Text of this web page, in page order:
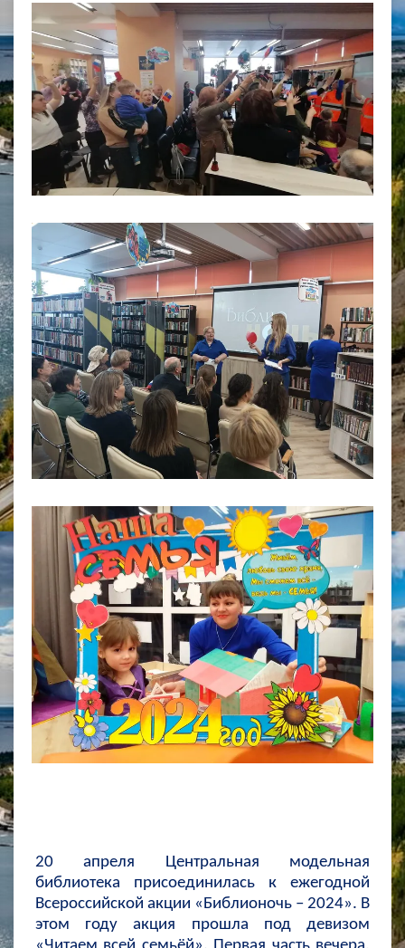
20 апреля Центральная модельная
библиотека присоединилась к ежегодной
Всероссийской акции «Библионочь – 2024». В
этом году акция прошла под девизом